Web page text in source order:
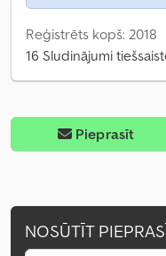
Reģistrēts kopš: 2018
16 Sludinājumi
Pieprasīt
NOSŪTĪT